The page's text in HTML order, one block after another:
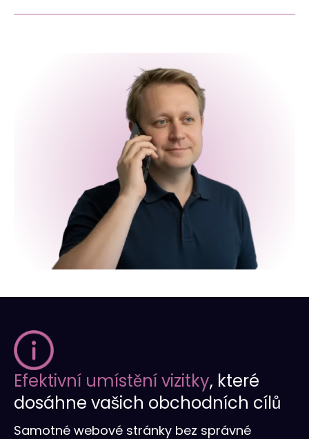
Efektivní umístění vizitky, které
dosáhne vašich obchodních cílů
Samotné webové stránky bez správné